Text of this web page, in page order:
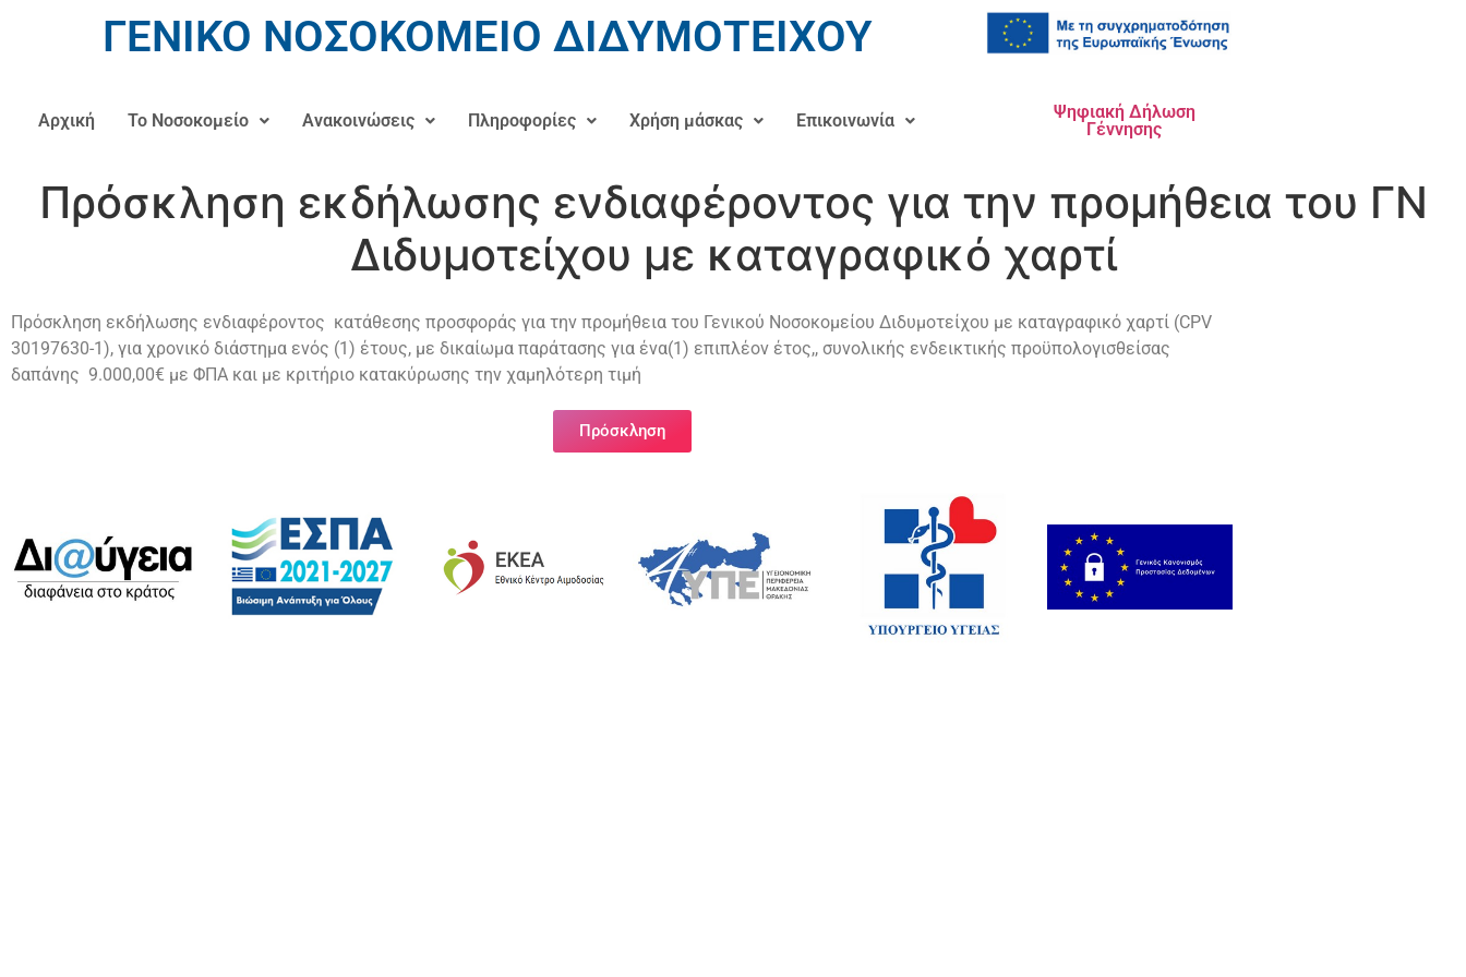
ΓΕΝΙΚΟ ΝΟΣΟΚΟΜΕΙΟ ΔΙΔΥΜΟΤΕΙΧΟΥ
Αρχική Το Νοσοκομείο Ανακοινώσεις Πληροφορίες Χρήση μάσκας Επικοινωνία
Ψηφιακή Δήλωση
Γέννησης
Πρόσκληση εκδήλωσης ενδιαφέροντος για την προμήθεια του ΓΝ
Διδυμοτείχου με καταγραφικό χαρτί
Πρόσκληση εκδήλωσης ενδιαφέροντος κατάθεσης προσφοράς για την προμήθεια του Γενικού Νοσοκομείου Διδυμοτείχου με καταγραφικό χαρτί (CPV
30197630-1), για χρονικό διάστημα ενός (1) έτους, με δικαίωμα παράτασης για ένα(1) επιπλέον έτος,, συνολικής ενδεικτικής προϋπολογισθείσας
δαπάνης 9.000,00€ με ΦΠΑ και με κριτήριο κατακύρωσης την χαμηλότερη τιμή
Πρόσκληση